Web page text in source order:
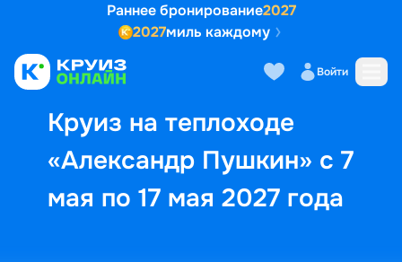
Раннее бронирование2027
2027миль каждому
Войти
Круиз на теплоходе
«Александр Пушкин» с 7
мая по 17 мая 2027 года
Выбор кают Маршрут и